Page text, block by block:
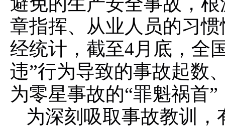
章指挥、从业人员的习
经统计，截至4月底，全
违”行为导致的事故起数
为零星事故的“罪魁祸首
为深刻吸取事故教训，